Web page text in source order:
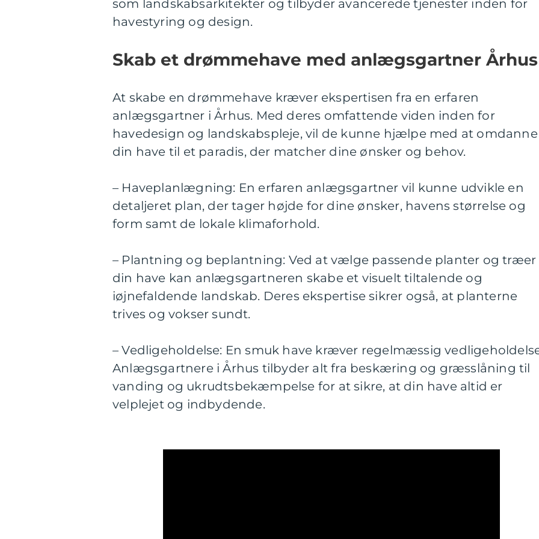
som landskabsarkitekter og tilbyder avancerede tjenester inden for
havestyring og design.
Skab et drømmehave med anlægsgartner Århus
At skabe en drømmehave kræver ekspertisen fra en erfaren
anlægsgartner i Århus. Med deres omfattende viden inden for
havedesign og landskabspleje, vil de kunne hjælpe med at omdanne
din have til et paradis, der matcher dine ønsker og behov.
– Haveplanlægning: En erfaren anlægsgartner vil kunne udvikle en
detaljeret plan, der tager højde for dine ønsker, havens størrelse og
form samt de lokale klimaforhold.
– Plantning og beplantning: Ved at vælge passende planter og træer
din have kan anlægsgartneren skabe et visuelt tiltalende og
iøjnefaldende landskab. Deres ekspertise sikrer også, at planterne
trives og vokser sundt.
– Vedligeholdelse: En smuk have kræver regelmæssig
Anlægsgartnere i Århus tilbyder alt fra beskæring og græsslåning til
vanding og ukrudtsbekæmpelse for at sikre, at din have altid er
velplejet og indbydende.